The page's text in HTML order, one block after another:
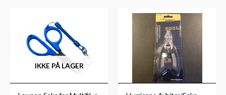
IKKE PÅ LAGER